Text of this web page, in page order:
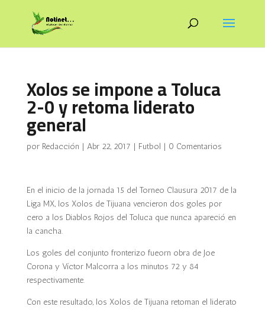
Xolos se impone a Toluca
2-0 y retoma liderato
general
por Redacción | Abr 22, 2017 | Futbol | 0 Comentarios
En el inicio de la jornada 15 del Torneo Clausura 2017 de la
Liga MX, los Xolos de Tijuana vencieron dos goles por
cero a los Diablos Rojos del Toluca que nunca apareció en
la cancha.
Los goles del conjunto fronterizo fueorn obra de Joe
Corona y Víctor Malcorra a los minutos 72 y 84
respectivamente.
Con este resultado, los Xolos de Tijuana retoman el liderato